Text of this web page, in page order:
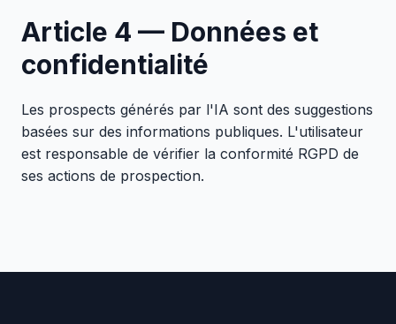
Article 4 — Données et
confidentialité
Les prospects générés par l'IA sont des suggestions
basées sur des informations publiques. L'utilisateur
est responsable de vérifier la conformité RGPD de
ses actions de prospection.